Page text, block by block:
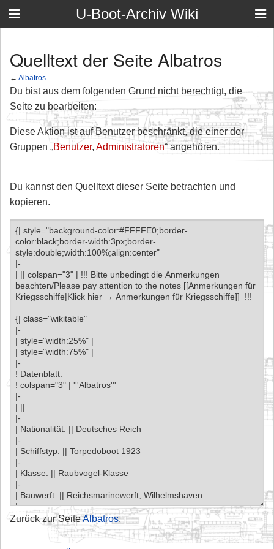
U-Boot-Archiv Wiki
Quelltext der Seite Albatros
← Albatros
Du bist aus dem folgenden Grund nicht berechtigt, die
Seite zu bearbeiten:
Diese Aktion ist auf Benutzer beschränkt, die einer der
Gruppen „Benutzer, Administratoren“ angehören.
Du kannst den Quelltext dieser Seite betrachten und
kopieren.
Zurück zur SeiteAlbatros.